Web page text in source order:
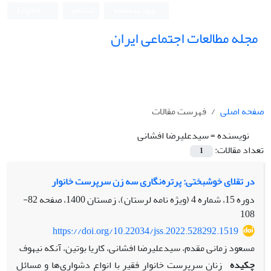
مجله مطالعات اجتماعی ایران
صفحه اصلی
فهرست مقالات
نویسنده =سیدعلیرضا افشانی
تعداد مقالات:
1
در تقلای خوشبختی: پرتره‌نگاری سه زن سرپرست خانوار
دوره 15، شماره 4 (ویژه نامه لرستان)، زمستان 1400، صفحه
82-
108
https://doi.org/10.22034/jss.2022.528292.1519
مسعود زمانی مقدم، سیدعلیرضا افشانی، کاریا بوتین، آنکه نیهوف
چکیده زنان سرپرست خانوار فقیر با انواع دشواری‌ها و مسائل